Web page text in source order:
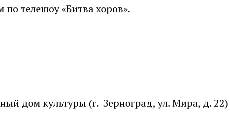
телешоу «Битва хоров».
дом культуры (г. Зерноград, ул. Мира, д. 22)